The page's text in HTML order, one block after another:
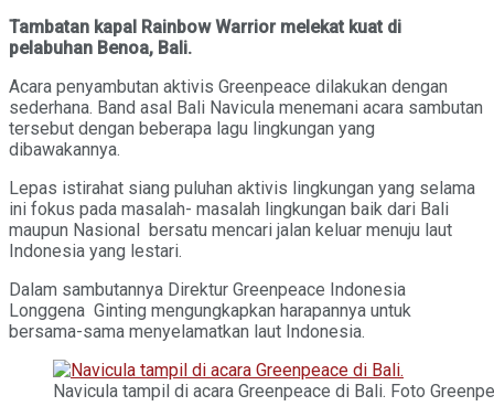
Tambatan kapal Rainbow Warrior melekat kuat di
pelabuhan Benoa, Bali.
Acara penyambutan aktivis Greenpeace dilakukan dengan
sederhana. Band asal Bali Navicula menemani acara sambutan
tersebut dengan beberapa lagu lingkungan yang
dibawakannya.
Lepas istirahat siang puluhan aktivis lingkungan yang selama
ini fokus pada masalah- masalah lingkungan baik dari Bali
maupun Nasional bersatu mencari jalan keluar menuju laut
Indonesia yang lestari.
Dalam sambutannya Direktur Greenpeace Indonesia
Longgena Ginting mengungkapkan harapannya untuk
bersama-sama menyelamatkan laut Indonesia.
Navicula tampil di acara Greenpeace di Bali. Foto